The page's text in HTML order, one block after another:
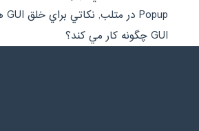
Popup در متلب
, نكاتي براي خلق GUI هاي كارآمدتر
GUI چگونه كار مي كند؟